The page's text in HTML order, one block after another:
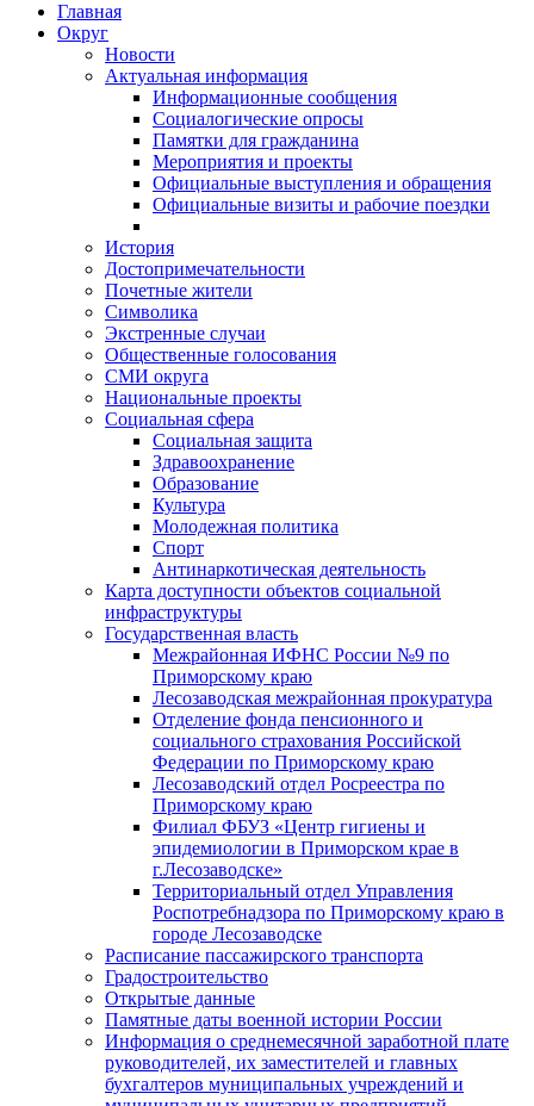
Главная
Округ
Новости
Актуальная информация
Информационные сообщения
Социалогические опросы
Памятки для гражданина
Мероприятия и проекты
Официальные выступления и обращения
Официальные визиты и рабочие поездки
История
Достопримечательности
Почетные жители
Символика
Экстренные случаи
Общественные голосования
СМИ округа
Национальные проекты
Социальная сфера
Социальная защита
Здравоохранение
Образование
Культура
Молодежная политика
Спорт
Антинаркотическая деятельность
Карта доступности объектов социальной
инфраструктуры
Государственная власть
Межрайонная ИФНС России №9 по
Приморскому краю
Лесозаводская межрайонная прокуратура
Отделение фонда пенсионного и
социального страхования Российской
Федерации по Приморскому краю
Лесозаводский отдел Росреестра по
Приморскому краю
Филиал ФБУЗ «Центр гигиены и
эпидемиологии в Приморском крае в
г.Лесозаводске»
Территориальный отдел Управления
Роспотребнадзора по Приморскому краю в
городе Лесозаводске
Расписание пассажирского транспорта
Градостроительство
Открытые данные
Памятные даты военной истории России
Информация о среднемесячной заработной плате
руководителей, их заместителей и главных
бухгалтеров муниципальных учреждений и